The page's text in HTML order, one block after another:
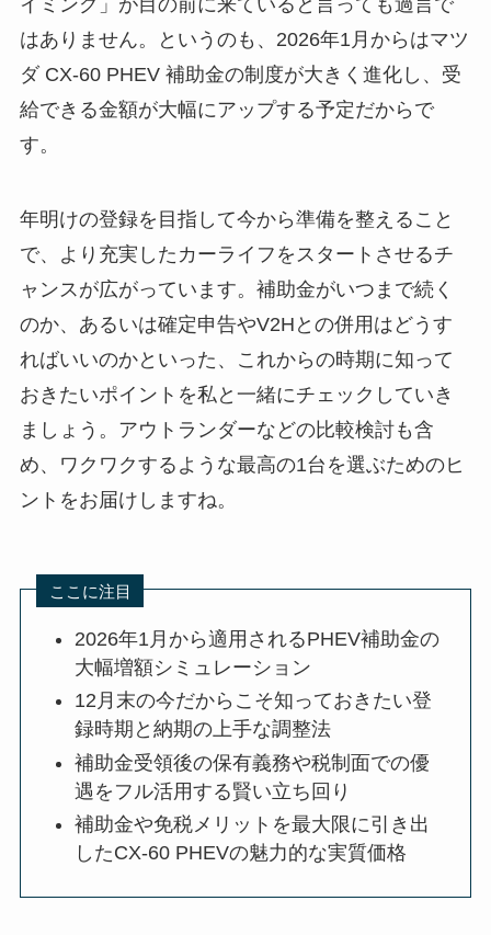
はありません。というのも、2026年1月からはマツ
ダ CX-60 PHEV 補助金の制度が大きく進化し、受
給できる金額が大幅にアップする予定だからで
す。
年明けの登録を目指して今から準備を整えること
で、より充実したカーライフをスタートさせるチ
ャンスが広がっています。補助金がいつまで続く
のか、あるいは確定申告やV2Hとの併用はどうす
ればいいのかといった、これからの時期に知って
おきたいポイントを私と一緒にチェックしていき
ましょう。アウトランダーなどの比較検討も含
め、ワクワクするような最高の1台を選ぶためのヒ
ントをお届けしますね。
ここに注目
2026年1月から適用されるPHEV補助金の
大幅増額シミュレーション
12月末の今だからこそ知っておきたい登
録時期と納期の上手な調整法
補助金受領後の保有義務や税制面での優
遇をフル活用する賢い立ち回り
補助金や免税メリットを最大限に引き出
したCX-60 PHEVの魅力的な実質価格